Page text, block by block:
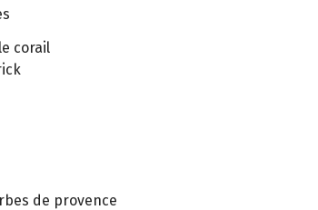
corail
de provence